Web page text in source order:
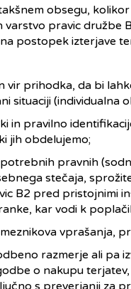
obsegu,
pravic družbe
postopek izterjave
vir prihodka, da bi
situaciji (individualna
in pravilno
jih obdelujemo;
pravnih
stečaja,
B2 pred pristojnimi
kar vodi k
vprašanja,
razmerje ali pa
o nakupu
s preverjanji za